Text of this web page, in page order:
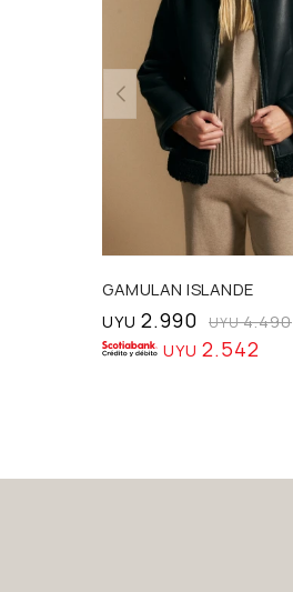
GAMULAN ISLANDE
UYU 2.990 UYU 4.490
UYU 2.542